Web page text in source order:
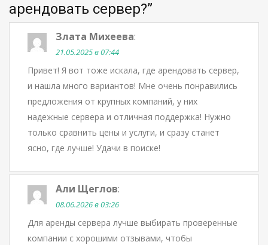
арендовать сервер?”
Злата Михеева:
21.05.2025 в 07:44
Привет! Я вот тоже искала, где арендовать сервер,
и нашла много вариантов! Мне очень понравились
предложения от крупных компаний, у них
надежные сервера и отличная поддержка! Нужно
только сравнить цены и услуги, и сразу станет
ясно, где лучше! Удачи в поиске!
Али Щеглов:
08.06.2026 в 03:26
Для аренды сервера лучше выбирать проверенные
компании с хорошими отзывами, чтобы